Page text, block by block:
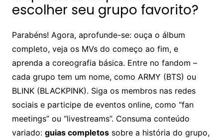
escolher seu grupo favorito?
Parabéns! Agora, aprofunde-se: ouça o álbum
completo, veja os MVs do começo ao fim, e
aprenda a coreografia básica. Entre no fandom –
cada grupo tem um nome, como ARMY (BTS) ou
BLINK (BLACKPINK). Siga os membros nas redes
sociais e participe de eventos online, como “fan
meetings” ou “livestreams”. Consuma conteúdo
variado: guias completossobre a história do grupo,